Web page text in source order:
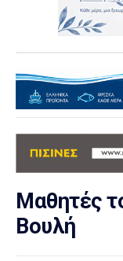
Μαθητές
Βουλή